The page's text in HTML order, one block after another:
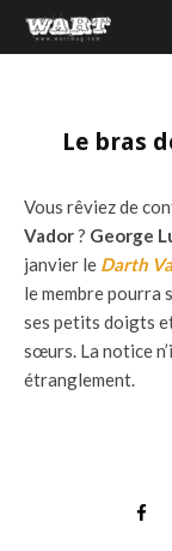
Le bras
Vous rêviez de
Vador? George
janvier le Darth
le membre pourra
ses petits doigts
sœurs. La notice
étranglement.